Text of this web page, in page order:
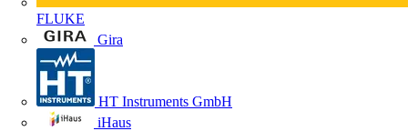
FLUKE
Gira
HT Instruments GmbH
iHaus